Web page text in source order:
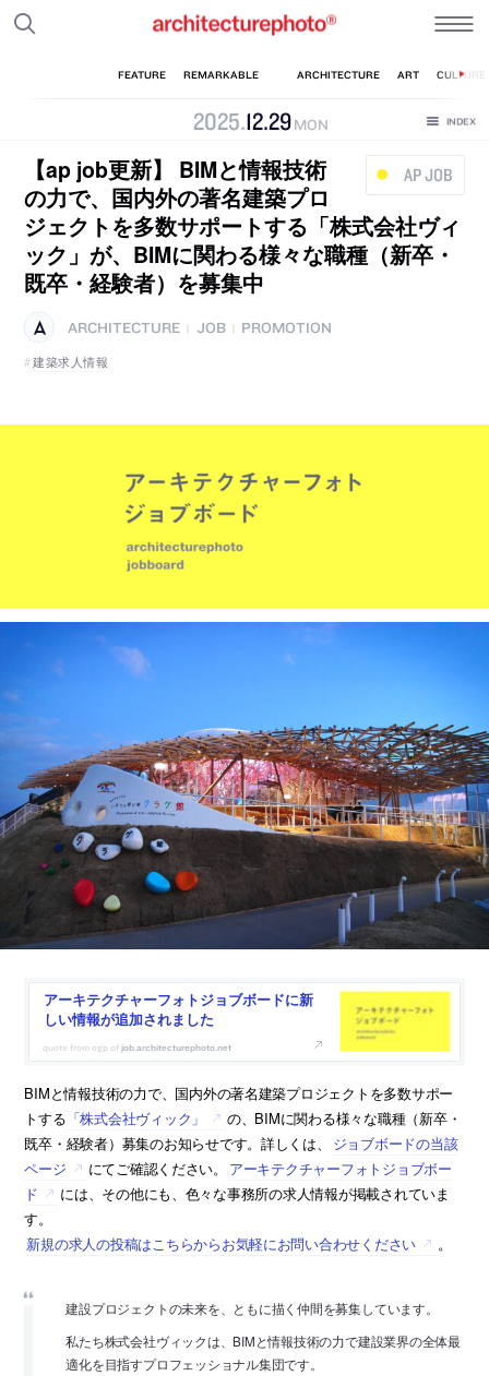
2025.12.29 MON
AP JOB
【ap job更新】 BIMと情報技術
の力で、国内外の著名建築プロ
ジェクトを多数サポートする「株式会社ヴィ
ック」が、BIMに関わる様々な職種（新卒・
既卒・経験者）を募集中
ARCHITECTURE JOB
PROMOTION
建築求人情報
アーキテクチャーフォトジョブボードに新
しい情報が追加されました
job.architecturephoto.net
BIMと情報技術の力で、国内外の著名建築プロジェクトを多数サポー
トする 「株式会社ヴィック」
の、BIMに関わる様々な職種（新卒・
既卒・経験者）募集のお知らせです。詳しくは、
ジョブボードの当該
ページ
にてご確認ください。
アーキテクチャーフォトジョブボー
ド
には、その他にも、色々な事務所の求人情報が掲載されていま
す。
新規の求人の投稿はこちらからお気軽にお問い合わせください
。
建設プロジェクトの未来を、ともに描く仲間を募集しています。
私たち株式会社ヴィックは、BIMと情報技術の力で建設業界の全体最
適化を目指すプロフェッショナル集団です。